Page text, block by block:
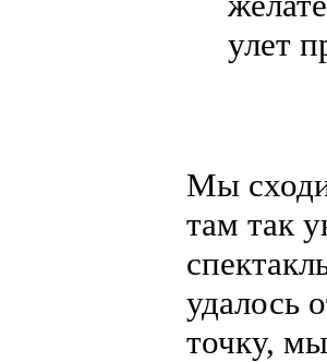
улет
Мы
там так
удалось
точку,